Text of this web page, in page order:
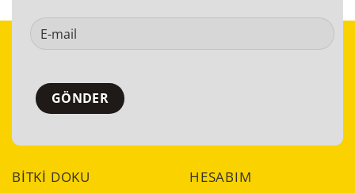
BİTKİ DOKU HESABIM